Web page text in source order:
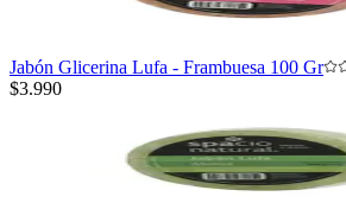
Jabón Glicerina Lufa - Frambuesa 100 Gr
$3.990